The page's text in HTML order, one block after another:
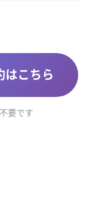
はこちら
要です